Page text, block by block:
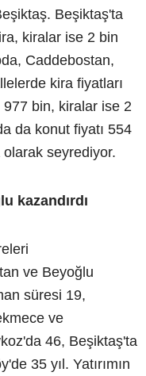
Beşiktaş'ta
kiralar ise 2 bin
Caddebostan,
kira fiyatları
977 bin, kiralar ise 2
da konut fiyatı 554
seyrediyor.
kazandırdı
ve Beyoğlu
süresi 19,
ve
46, Beşiktaş'ta
35 yıl. Yatırımın